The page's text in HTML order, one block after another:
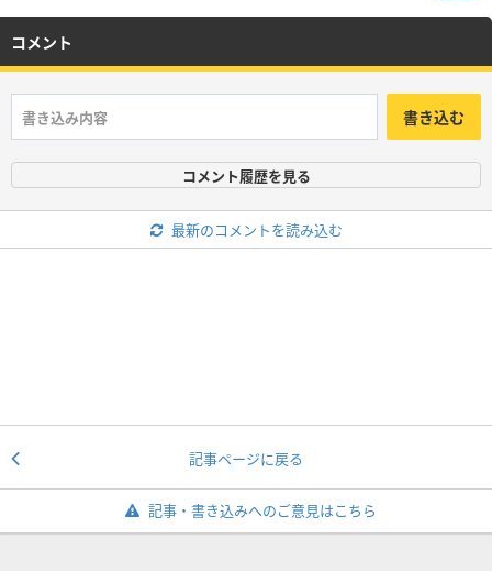
コメント
書き込む
コメント履歴を見る
最新のコメントを読み込む
記事ページに戻る
記事・書き込みへのご意見はこちら